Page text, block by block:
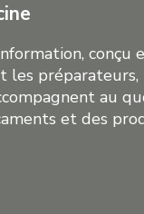
conçu
les préparateurs,
au
et des